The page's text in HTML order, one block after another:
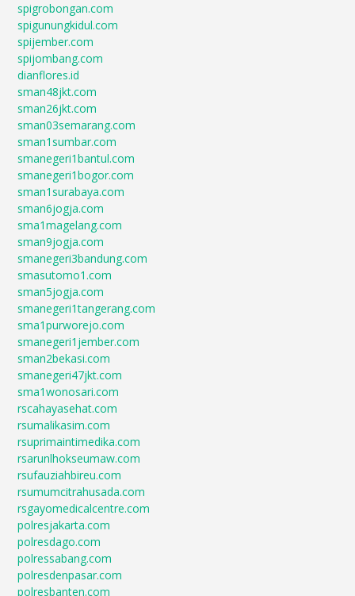
spigrobongan.com
spigunungkidul.com
spijember.com
spijombang.com
dianflores.id
sman48jkt.com
sman26jkt.com
sman03semarang.com
sman1sumbar.com
smanegeri1bantul.com
smanegeri1bogor.com
sman1surabaya.com
sman6jogja.com
sma1magelang.com
sman9jogja.com
smanegeri3bandung.com
smasutomo1.com
sman5jogja.com
smanegeri1tangerang.com
sma1purworejo.com
smanegeri1jember.com
sman2bekasi.com
smanegeri47jkt.com
sma1wonosari.com
rscahayasehat.com
rsumalikasim.com
rsuprimaintimedika.com
rsarunlhokseumaw.com
rsufauziahbireu.com
rsumumcitrahusada.com
rsgayomedicalcentre.com
polresjakarta.com
polresdago.com
polressabang.com
polresdenpasar.com
polresbanten.com